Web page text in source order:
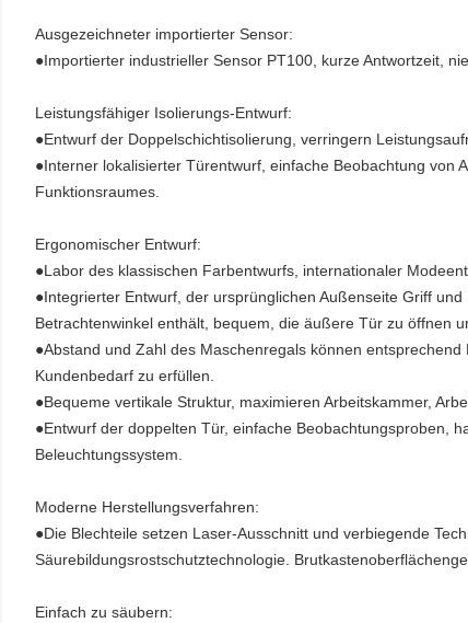
Ausgezeichneter importierter Sensor:
●Importierter industrieller Sensor PT100, kurze Antwortzeit,
Leistungsfähiger Isolierungs-Entwurf:
●Entwurf der Doppelschichtisolierung, verringern
●Interner lokalisierter Türentwurf, einfache Beobachtung von
Funktionsraumes.
Ergonomischer Entwurf:
●Labor des klassischen Farbentwurfs, internationaler
●Integrierter Entwurf, der ursprünglichen Außenseite Griff
Betrachtenwinkel enthält, bequem, die äußere Tür zu öffnen
●Abstand und Zahl des Maschenregals können
Kundenbedarf zu erfüllen.
●Bequeme vertikale Struktur, maximieren Arbeitskammer,
●Entwurf der doppelten Tür, einfache Beobachtungsproben,
Beleuchtungssystem.
Moderne Herstellungsverfahren:
●Die Blechteile setzen Laser-Ausschnitt und verbiegende
Säurebildungsrostschutztechnologie.
Einfach zu säubern: